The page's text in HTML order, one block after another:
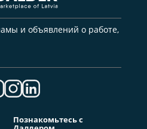
и объявлений о работе,
Познакомьтесь с